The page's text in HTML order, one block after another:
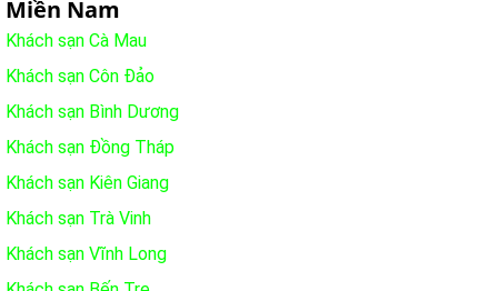
Miền Nam
Khách sạn Cà Mau
Khách sạn Côn Đảo
Khách sạn Bình Dương
Khách sạn Đồng Tháp
Khách sạn Kiên Giang
Khách sạn Trà Vinh
Khách sạn Vĩnh Long